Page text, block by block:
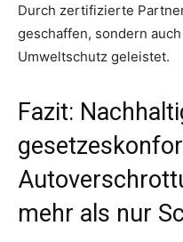
Durch zertifizierte
geschaffen, sondern
Umweltschutz geleistet.
Fazit:
mehr als nur